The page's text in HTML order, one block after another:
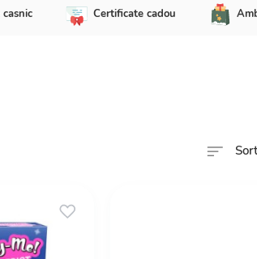
Certificate cadou